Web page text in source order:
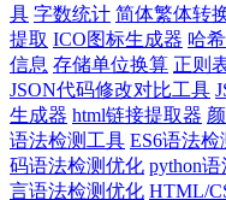
具 字数统计 简体繁体转
提取 ICO图标生成器 哈
信息 存储单位换算 正则
JSON代码修改对比工具
生成器 html链接提取器
语法检测工具 ES6语法检
码语法检测优化 python
言语法检测优化 HTML/